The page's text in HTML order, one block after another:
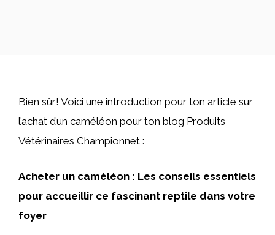
Bien sûr! Voici une introduction pour ton article sur
l’achat d’un caméléon pour ton blog Produits
Vétérinaires Championnet :
Acheter un caméléon : Les conseils essentiels
pour accueillir ce fascinant reptile dans votre
foyer